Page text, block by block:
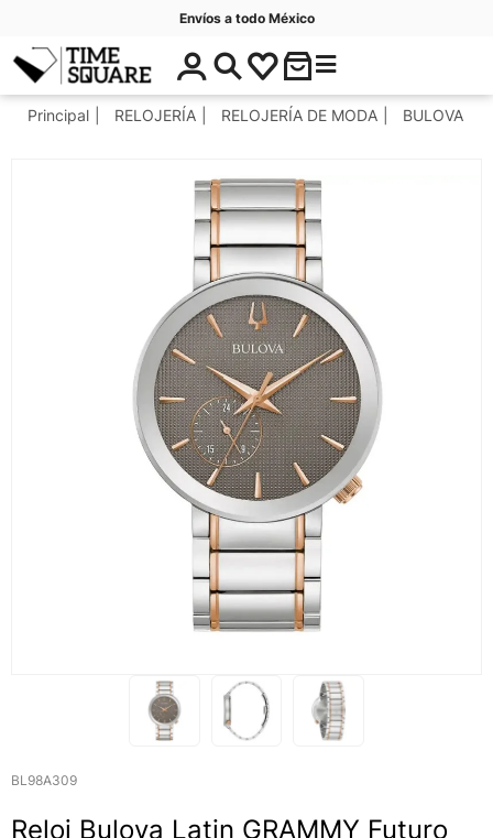
Envíos a todo México
Timesquare
$
0
.
C
t
o
r
í
s
Principal RELOJERÍA RELOJERÍA DE MODA BULOVA
BL98A309
Reloj Bulova Latin GRAMMY Futuro